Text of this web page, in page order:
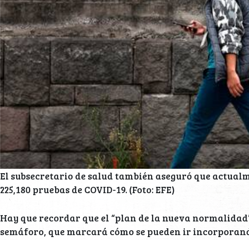
El subsecretario de salud también aseguró que
225,180 pruebas de COVID-19. (Foto: EFE)
Hay que recordar que el “plan de la nueva
semáforo, que marcará cómo se pueden ir